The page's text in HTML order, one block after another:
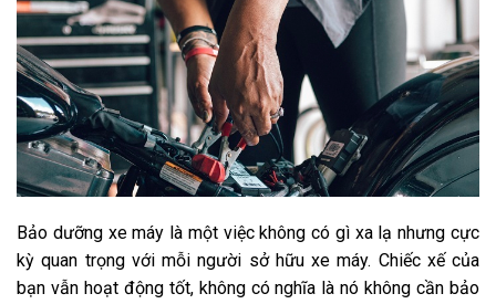
Bảo dưỡng xe máy là một việc không có gì xa lạ nhưng cực
kỳ quan trọng với mỗi người sở hữu xe máy. Chiếc xế của
bạn vẫn hoạt động tốt, không có nghĩa là nó không cần bảo